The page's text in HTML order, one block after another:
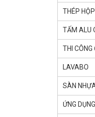
THÉP
TẤM ALU
THI CÔNG
LAVABO
SÀN
ỨNG